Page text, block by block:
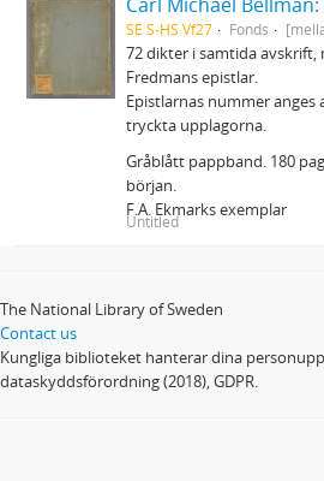
SE S-HS Vf27 Fonds
72 dikter i samtida
Fredmans epistlar.
Epistlarnas nummer
tryckta upplagorna.
Gråblått pappband. 180
början.
F.A. Ekmarks exemplar
Untitled
The National Library of Sweden
Contact us
Kungliga biblioteket hanterar dina
dataskyddsförordning (2018), GDPR.